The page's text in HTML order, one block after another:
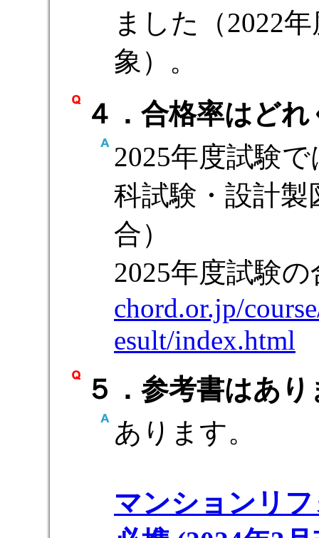
ました（2022
象）。
４．合格率はど
2025年度試験
科試験・設計
合）
2025年度試験
chord.or.jp/
esult/index.html
５．参考書はあ
あります。
マンションリ